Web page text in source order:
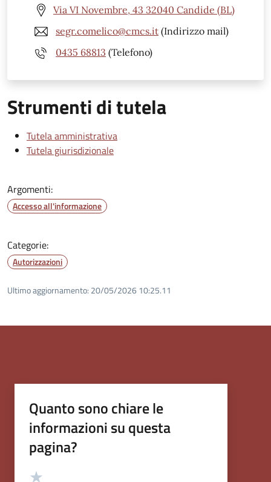
Via VI Novembre, 43 32040 Candide (BL)
segr.comelico@cmcs.it (Indirizzo mail)
0435 68813 (Telefono)
Strumenti di tutela
Tutela amministrativa
Tutela giurisdizionale
Argomenti:
Accesso all'informazione
Categorie:
Autorizzazioni
Ultimo aggiornamento: 20/05/2026 10:25.11
Quanto sono chiare le
informazioni su questa
pagina?
Valutazione